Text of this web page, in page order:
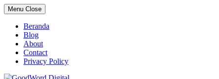
Skip
to
content
Menu Close
Beranda
Blog
About
Contact
Privacy Policy